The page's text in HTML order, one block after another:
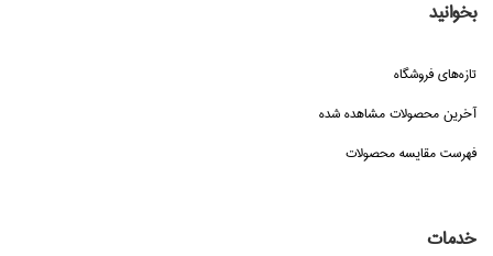
بخوانید
تازه‌هاي فروشگاه
آخرین محصولات مشاهده شده
فهرست مقایسه محصولات
خدمات